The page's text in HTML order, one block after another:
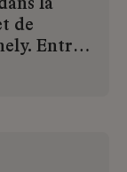
la
de
Entre
associe